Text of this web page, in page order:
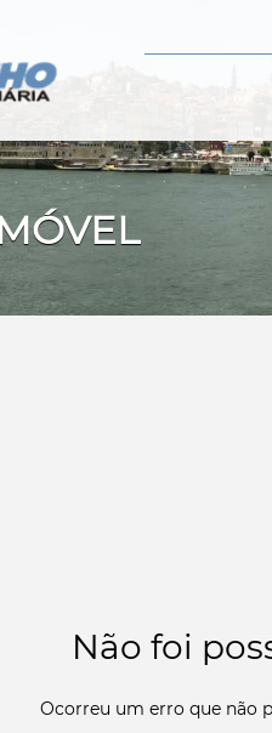
Não foi
Ocorreu um erro que não